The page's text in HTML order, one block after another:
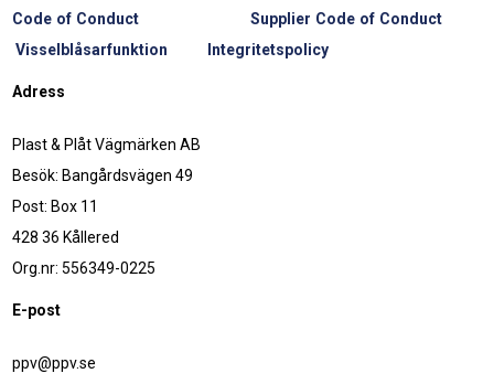
Code of Conduct
Supplier Code of Conduct
Visselblåsarfunktion
Integritetspolicy
Adress
Plast & Plåt Vägmärken AB
Besök: Bangårdsvägen 49
Post: Box 11
428 36 Kållered
Org.nr: 556349-0225
E-post
ppv@ppv.se